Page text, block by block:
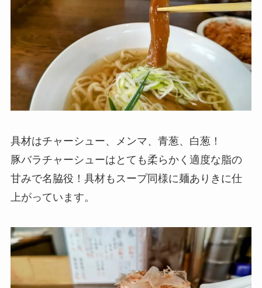
具材はチャーシュー、メンマ、青葱、白葱！
豚バラチャーシューはとても柔らかく適度な脂の
甘みで名脇役！具材もスープ同様に麺ありきに仕
上がっています。